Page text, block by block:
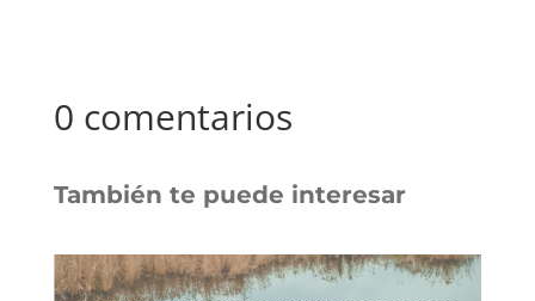
0 comentarios
También te puede interesar